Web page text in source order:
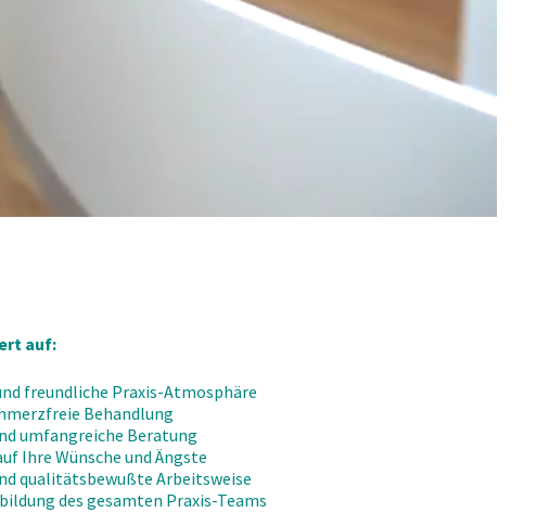
auf:
freundliche Praxis-Atmosphäre
Behandlung
umfangreiche Beratung
Ihre Wünsche und Ängste
qualitätsbewußte Arbeitsweise
des gesamten Praxis-Teams